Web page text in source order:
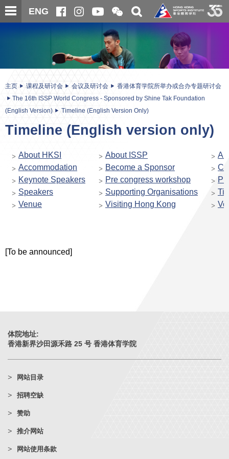
跳
至
ENG
开
合
信
二
维
码
关
搜
主页 课程及研讨会 会议及研讨会
香港体育学院所举办或合办专题研讨会
The 16th ISSP World Congress - Sponsored by Shine Tak Foundation
(English Version)
Timeline (English Version Only)
Timeline (English version only)
About HKSI About ISSP
Accommodation
Become a Sponsor
Keynote Speakers
Pre congress workshop
Speakers
Supporting Organisations
Venue
Visiting Hong Kong
[To be announced]
体院地址:
香港新界沙田源禾路 25 号 香港体育学院
网站目录
招聘空缺
赞助
推介网站
网站使用条款